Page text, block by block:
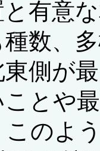
有意
数、
東側が
とや
このよ